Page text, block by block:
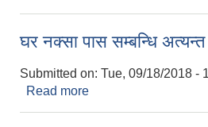
घर नक्सा पास सम्बन्धि
Submitted on: Tue, 09/18/2018 -
Read more